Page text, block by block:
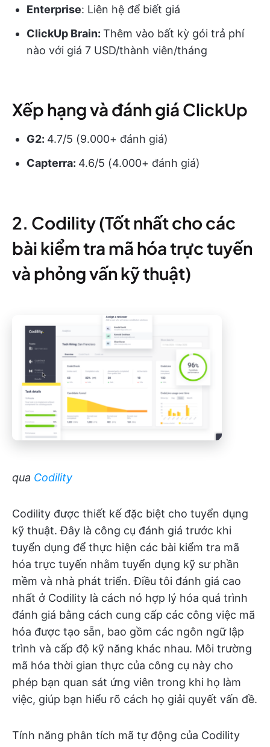
Enterprise: Liên hệ để biết giá
ClickUp Brain: Thêm vào bất kỳ gói trả phí
nào với giá 7 USD/thành viên/tháng
Xếp hạng và đánh giá ClickUp
G2: 4.7/5 (9.000+ đánh giá)
Capterra: 4.6/5 (4.000+ đánh giá)
2. Codility (Tốt nhất cho các
bài kiểm tra mã hóa trực tuyến
và phỏng vấn kỹ thuật)
qua Codility
Codility được thiết kế đặc biệt cho tuyển dụng
kỹ thuật. Đây là công cụ đánh giá trước khi
tuyển dụng để thực hiện các bài kiểm tra mã
hóa trực tuyến nhằm tuyển dụng kỹ sư phần
mềm và nhà phát triển. Điều tôi đánh giá cao
nhất ở Codility là cách nó hợp lý hóa quá trình
đánh giá bằng cách cung cấp các công việc mã
hóa được tạo sẵn, bao gồm các ngôn ngữ lập
trình và cấp độ kỹ năng khác nhau. Môi trường
mã hóa thời gian thực của công cụ này cho
phép bạn quan sát ứng viên trong khi họ làm
việc, giúp bạn hiểu rõ cách họ giải quyết vấn đề.
Tính năng phân tích mã tự động của Codility